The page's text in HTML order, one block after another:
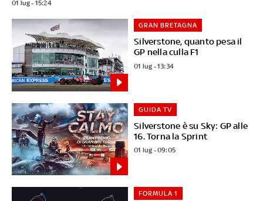
01 lug - 15:24
Silverstone, quanto pesa il
GP nella culla F1
GRAN BRETAGNA
01 lug - 13:34
Silverstone è su Sky: GP alle
16. Torna la Sprint
GUIDA TV
01 lug - 09:05
FORMULA 1